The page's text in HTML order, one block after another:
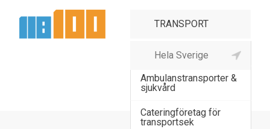
Ambulanstransport
Ambulanstransporter &
sjukvård
Cateringföretag för
transportsek